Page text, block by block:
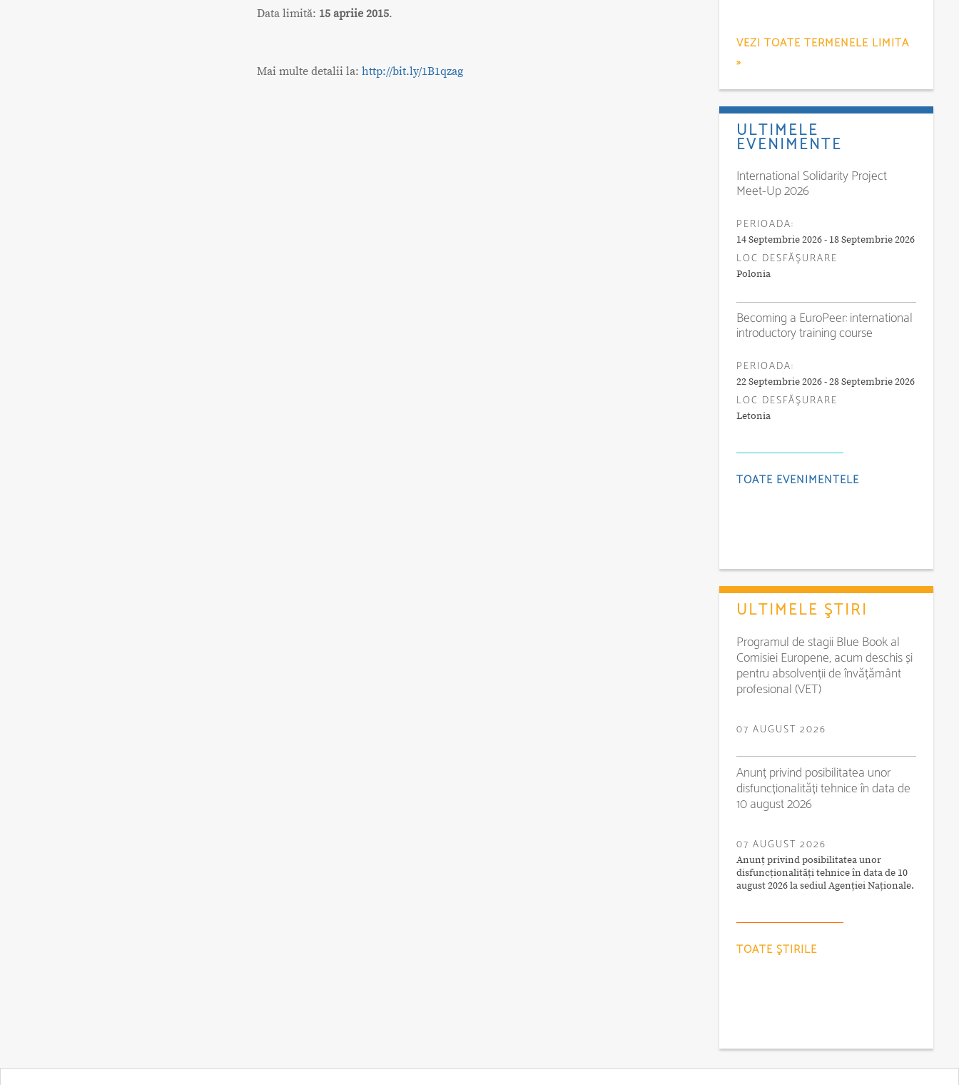
Data limită: 15 apriie 2015.
Mai multe detalii la: http://bit.ly/1B1qzag
VEZI TOATE TERMENELE LIMITA
»
ULTIMELE
EVENIMENTE
International Solidarity Project
Meet-Up 2026
PERIOADA:
14 Septembrie 2026 - 18 Septembrie 2026
LOC DESFĂŞURARE
Polonia
Becoming a EuroPeer: international
introductory training course
PERIOADA:
22 Septembrie 2026 - 28 Septembrie 2026
LOC DESFĂŞURARE
Letonia
TOATE EVENIMENTELE
ULTIMELE ŞTIRI
Programul de stagii Blue Book al
Comisiei Europene, acum deschis și
pentru absolvenții de învățământ
profesional (VET)
07 AUGUST 2026
Anunț privind posibilitatea unor
disfuncționalități tehnice în data de
10 august 2026
07 AUGUST 2026
Anunț privind posibilitatea unor
disfuncționalități tehnice în data de 10
august 2026 la sediul Agenției Naționale.
TOATE ŞTIRILE